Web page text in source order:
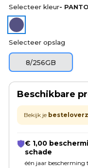
Selecteer kleur-
Selecteer opslag
8/256GB
Beschikbare
Bekijk je
€ 1,00
schade
één jaar bescherming